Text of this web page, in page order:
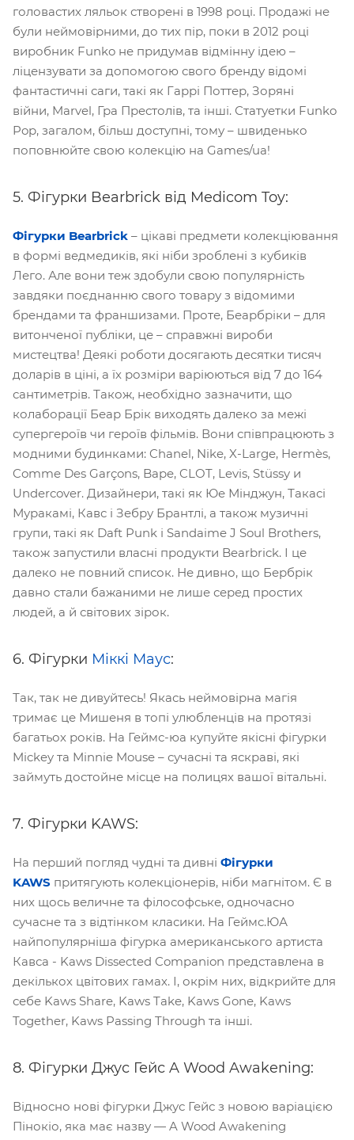
головастих ляльок створені в 1998 році. Продажі не
були неймовірними, до тих пір, поки в 2012 році
виробник Funko не придумав відмінну ідею –
ліцензувати за допомогою свого бренду відомі
фантастичні саги, такі як Гаррі Поттер, Зоряні
війни, Marvel, Гра Престолів, та інші. Статуетки Funko
Pop, загалом, більш доступні, тому – швиденько
поповнюйте свою колекцію на Games/ua!
5. Фігурки Bearbrick від Medicom Toy:
Фігурки Bearbrick – цікаві предмети колекціювання
в формі ведмедиків, які ніби зроблені з кубиків
Лего. Але вони теж здобули свою популярність
завдяки поєднанню свого товару з відомими
брендами та франшизами. Проте, Беарбріки – для
витонченої публіки, це – справжні вироби
мистецтва! Деякі роботи досягають десятки тисяч
доларів в ціні, а їх розміри варіюються від 7 до 164
сантиметрів. Також, необхідно зазначити, що
колаборації Беар Брік виходять далеко за межі
супергероїв чи героїв фільмів. Вони співпрацюють з
модними будинками: Chanel, Nike, X-Large, Hermès,
Comme Des Garçons, Bape, CLOT, Levis, Stüssy и
Undercover. Дизайнери, такі як Юе Мінджун, Такасі
Муракамі, Кавс і Зебру Брантлі, а також музичні
групи, такі як Daft Punk і Sandaime J Soul Brothers,
також запустили власні продукти Bearbrick. І це
далеко не повний список. Не дивно, що Бербрік
давно стали бажаними не лише серед простих
людей, а й світових зірок.
6. Фігурки Міккі Маус:
Так, так не дивуйтесь! Якась неймовірна магія
тримає це Мишеня в топі улюбленців на протязі
багатьох років. На Геймс-юа купуйте якісні фігурки
Mickey та Minnie Mouse – сучасні та яскраві, які
займуть достойне місце на полицях вашої вітальні.
7. Фігурки KAWS:
На перший погляд чудні та дивні Фігурки
KAWS притягують колекціонерів, ніби магнітом. Є в
них щось величне та філософське, одночасно
сучасне та з відтінком класики. На Геймс.ЮА
найпопулярніша фігурка американського артиста
Кавса - Kaws Dissected Companion представлена в
декількох цвітових гамах. І, окрім них, відкрийте для
себе Kaws Share, Kaws Take, Kaws Gone, Kaws
Together, Kaws Passing Through та інші.
8. Фігурки Джус Гейс A Wood Awakening:
Відносно нові фігурки Джус Гейс з новою варіацією
Пінокіо, яка має назву — A Wood Awakening